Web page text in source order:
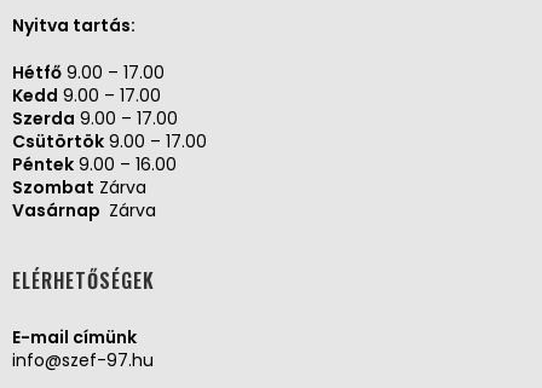
Nyitva tartás:
Hétfő 9.00 – 17.00
Kedd 9.00 – 17.00
Szerda 9.00 – 17.00
Csütörtök 9.00 – 17.00
Péntek 9.00 – 16.00
Szombat Zárva
Vasárnap Zárva
ELÉRHETŐSÉGEK
E-mail címünk
info@szef-97.hu